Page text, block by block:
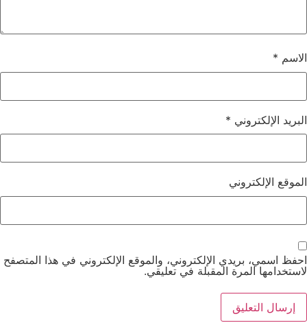
الاسم *
البريد الإلكتروني *
الموقع الإلكتروني
احفظ اسمي، بريدي الإلكتروني، والموقع الإلكتروني في هذا المتصفح
لاستخدامها المرة المقبلة في تعليقي.